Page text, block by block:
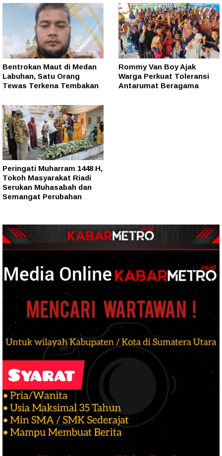
Bentrokan Maut di Medan
Labuhan, Satu Orang
Tewas Terkena Tembakan
Rommy Van Boy Ajak
Warga Perkuat Toleransi
Antarumat Beragama
Peringati Muharram 1448 H,
Tokoh Masyarakat Riadi
Serukan Muhasabah dan
Semangat Perubahan